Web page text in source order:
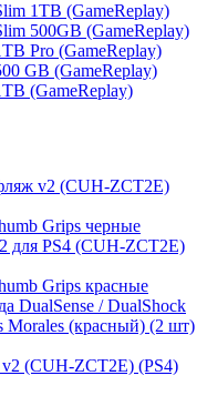
1TB (GameReplay)
500GB (GameReplay)
Pro (GameReplay)
GB (GameReplay)
(GameReplay)
v2 (CUH-ZCT2E)
Grips черные
для PS4 (CUH-ZCT2E)
Grips красные
DualSense / DualShock
Morales (красный) (2 шт)
(CUH-ZCT2E) (PS4)